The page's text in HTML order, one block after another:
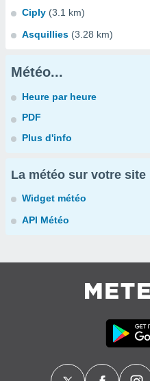
Ciply (3.1 km)
Asquillies (3.28 km)
Météo...
Heure par heure
PDF
Plus d'info
La météo sur votre site
Widget météo
API Météo